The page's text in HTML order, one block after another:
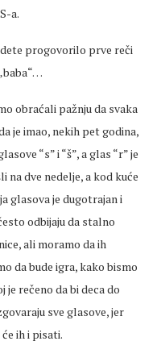
a.
dete progovorilo prve reči
obraćali pažnju da svaka
je imao, nekih pet godina,
“s” i “š”, a glas “r” je
na dve nedelje, a kod kuće
glasova je dugotrajan i
odbijaju da stalno
ali moramo da ih
da bude igra, kako bismo
je rečeno da bi deca do
sve glasove, jer
ih i pisati.